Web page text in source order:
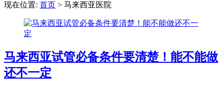
现在位置: 首页 > 马来西亚医院
马来西亚试管必备条件要清楚！能不能做
还不一定